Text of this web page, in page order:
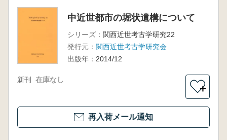
中近世都市の堀状遺構について
シリーズ： 関西近世考古学研究22
発行元： 関西近世考古学研究会
出版年： 2014/12
新刊 在庫なし
＋
再入荷メール通知